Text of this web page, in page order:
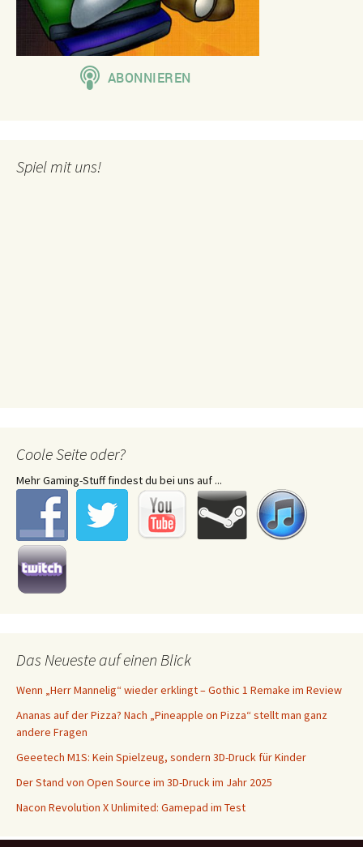
Spiel mit uns!
Coole Seite oder?
Mehr Gaming-Stuff findest du bei uns auf ...
Das Neueste auf einen Blick
Wenn „Herr Mannelig“ wieder erklingt – Gothic 1 Remake im Review
Ananas auf der Pizza? Nach „Pineapple on Pizza“ stellt man ganz
andere Fragen
Geeetech M1S: Kein Spielzeug, sondern 3D-Druck für Kinder
Der Stand von Open Source im 3D-Druck im Jahr 2025
Nacon Revolution X Unlimited: Gamepad im Test